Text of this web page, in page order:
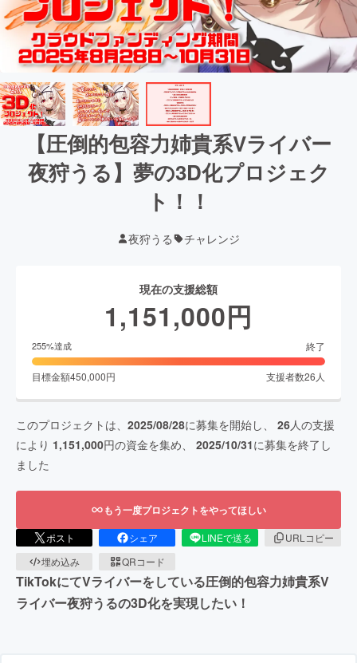
【圧倒的包容力姉貴系Vライバー
夜狩うる】夢の3D化プロジェク
ト！！
夜狩うる チャレンジ
現在の支援総額
1,151,000円
255%達成 終了
目標金額450,000円 支援者数26 人
このプロジェクトは、 2025/08/28に募集を開始し、 26人の支援
により 1,151,000円の資金を集め、 2025/10/31に募集を終了し
ました
もう一度プロジェクトをやってほしい
ポスト シェア LINEで送る
URLコピー
埋め込み
QRコード
TikTokにてVライバーをしている圧倒的包容力姉貴系V
ライバー夜狩うるの3D化を実現したい！